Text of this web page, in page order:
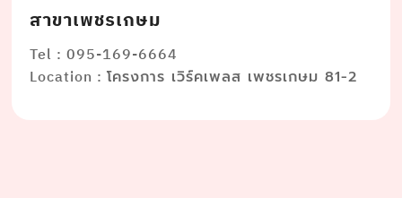
สาขาเพชรเกษม
Tel : 095-169-6664
Location :โครงการ เวิร์คเพลส เพชรเกษม 81-2